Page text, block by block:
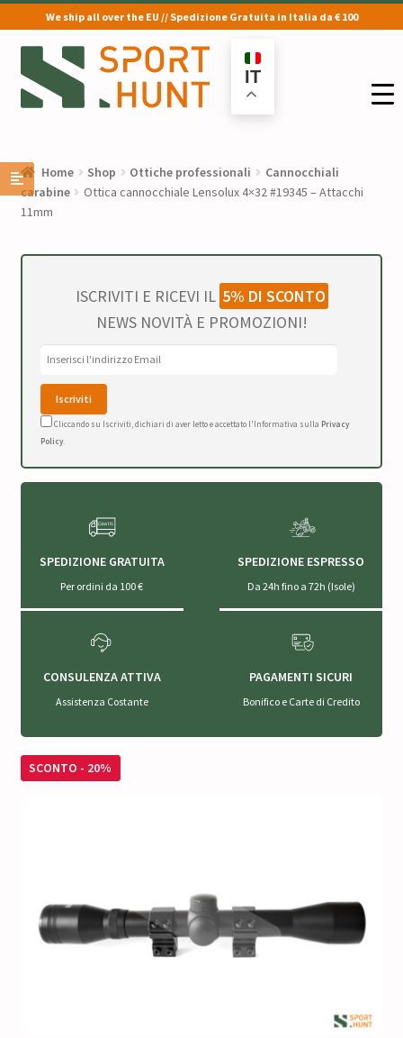
We ship all over the EU // Spedizione Gratuita in Italia da € 100
Vai
alla
navigazione
Vai
al
contenuto
IT
Home Shop Ottiche professionali
Cannocchiali
carabine
Ottica cannocchiale Lensolux 4×32 #19345 – Attacchi
11mm
ISCRIVITI E RICEVI IL 5% DI SCONTO
NEWS NOVITÀ E PROMOZIONI!
Cliccando su Iscriviti, dichiari di aver letto e accettato l'Informativa sulla Privacy
Policy.
SPEDIZIONE GRATUITA
Per ordini da 100 €
SPEDIZIONE ESPRESSO
Da 24h fino a 72h (Isole)
CONSULENZA ATTIVA
Assistenza Costante
PAGAMENTI SICURI
Bonifico e Carte di Credito
SCONTO - 20%